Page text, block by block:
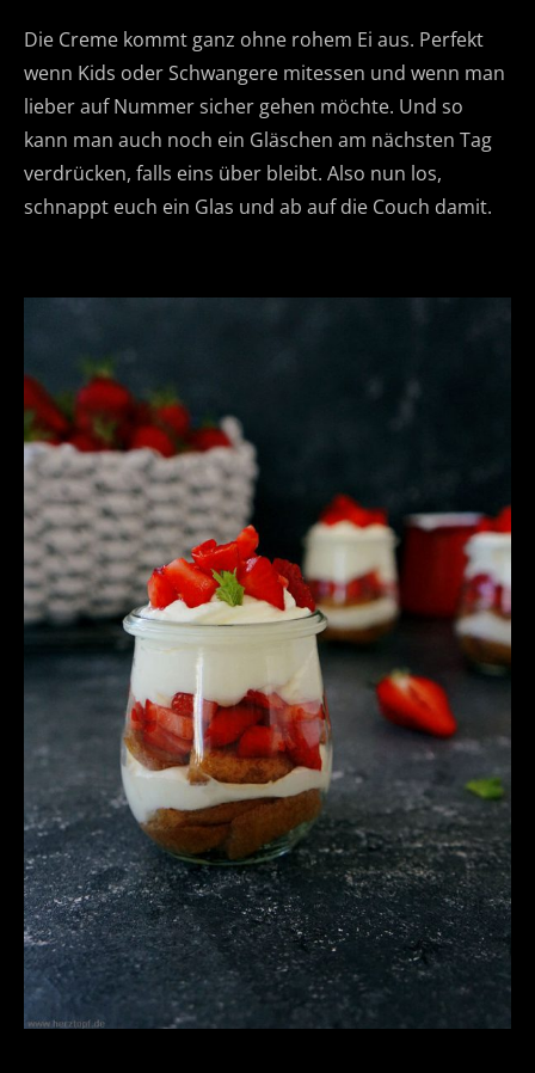
Die Creme kommt ganz ohne rohem Ei aus. Perfekt
wenn Kids oder Schwangere mitessen und wenn man
lieber auf Nummer sicher gehen möchte. Und so
kann man auch noch ein Gläschen am nächsten Tag
verdrücken, falls eins über bleibt. Also nun los,
schnappt euch ein Glas und ab auf die Couch damit.